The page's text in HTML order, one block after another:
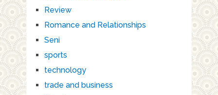
Review
Romance and Relationships
Seni
sports
technology
trade and business